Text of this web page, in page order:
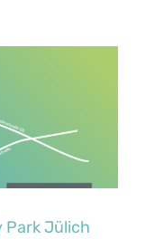
Park Jülich